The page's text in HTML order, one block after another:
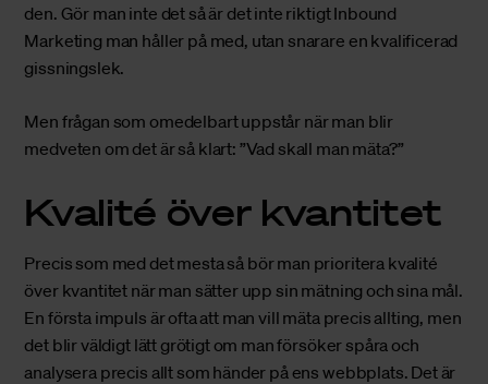
den. Gör man inte det så är det inte riktigt Inbound
Marketing man håller på med, utan snarare en kvalificerad
gissningslek.
Men frågan som omedelbart uppstår när man blir
medveten om det är så klart: ”Vad skall man mäta?”
Kvalité över kvantitet
Precis som med det mesta så bör man prioritera kvalité
över kvantitet när man sätter upp sin mätning och sina mål.
En första impuls är ofta att man vill mäta precis allting, men
det blir väldigt lätt grötigt om man försöker spåra och
analysera precis allt som händer på ens webbplats. Det är